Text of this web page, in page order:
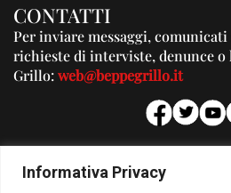
Informativa Privacy
CONTATTI
Per inviare messaggi,
richieste di interviste, denunce o
Grillo:web@beppegrillo.it
Per la tua